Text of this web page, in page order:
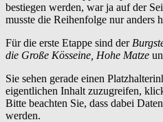
bestiegen werden, war ja auf der
musste die Reihenfolge nur anders
Für die erste Etappe sind der
die Große Kösseine, Hohe Matze
Sie sehen gerade einen
eigentlichen Inhalt zuzugreifen,
Bitte beachten Sie, dass dabei
werden.